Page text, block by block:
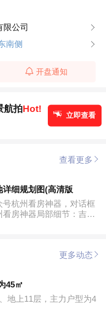
公司
南侧
开盘通知
航拍Hot!
立即查看
查看更多
细规划图(高清版
杭州看房神器，对话框
房神器局部细节：吉鸿
更多动态
45㎡
地上11层，主力户型为4